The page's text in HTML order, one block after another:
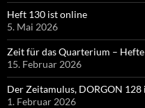
Heft 130 ist online
5. Mai 2026
Zeit für das Quarterium –
15. Februar 2026
Der Zeitamulus, DORGON 128
1. Februar 2026